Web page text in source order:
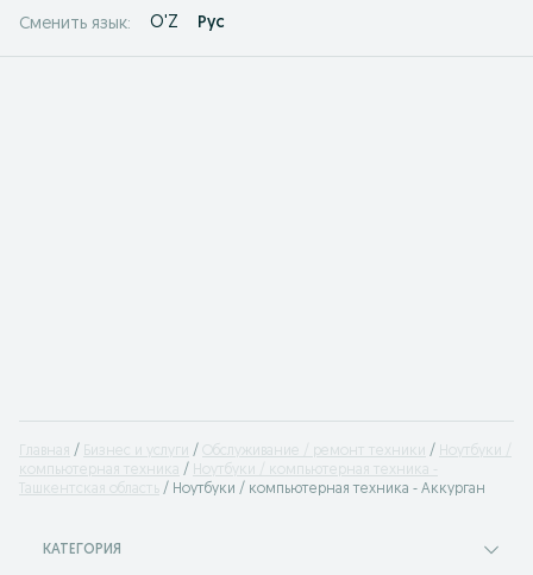
Сменить язык: O'Z Рус
Главная Бизнес и услуги Обслуживание / ремонт техники
Ноутбуки /
компьютерная техника
Ноутбуки / компьютерная техника -
Ташкентская область
Ноутбуки / компьютерная техника - Аккурган
КАТЕГОРИЯ